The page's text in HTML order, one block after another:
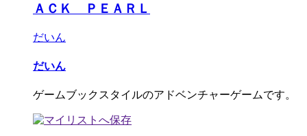
ＡＣＫ ＰＥＡＲＬ
だいん
だいん
ゲームブックスタイルのアドベンチャーゲームです。